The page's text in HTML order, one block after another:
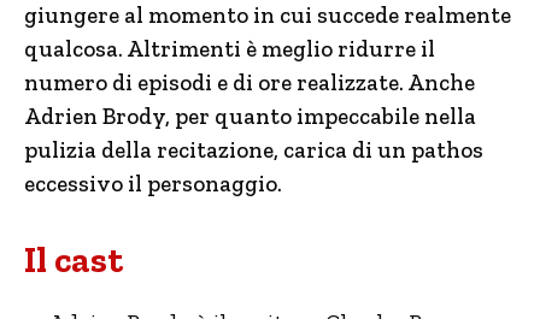
giungere al momento in cui succede realmente
qualcosa. Altrimenti è meglio ridurre il
numero di episodi e di ore realizzate. Anche
Adrien Brody, per quanto impeccabile nella
pulizia della recitazione, carica di un pathos
eccessivo il personaggio.
Il cast